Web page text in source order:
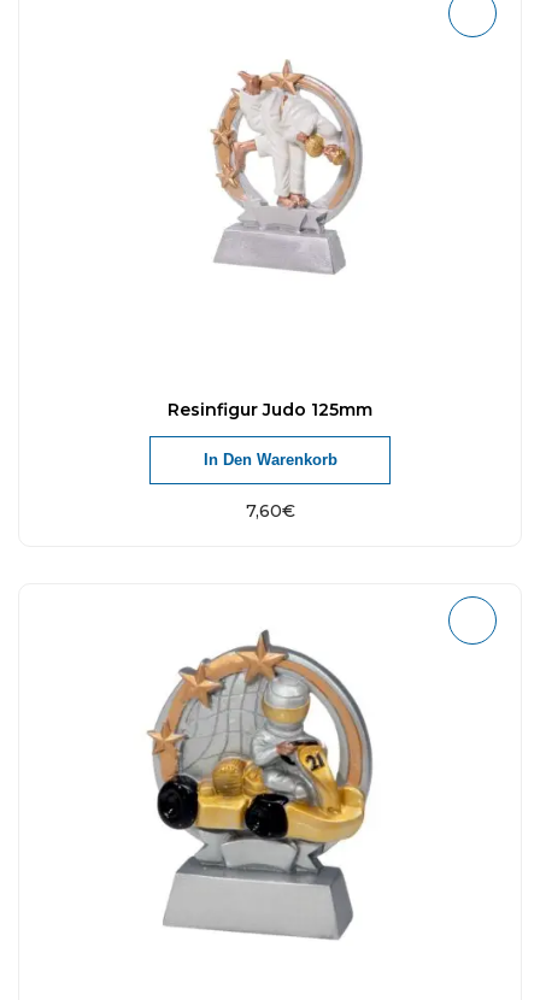
Resinfigur Judo 125mm
7,60€
In Den Warenkorb